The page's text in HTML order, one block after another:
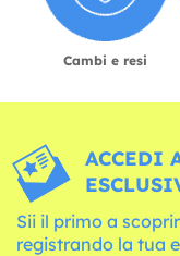
Cambi e resi
ACCEDI
Sii il primo a
registrando la tua